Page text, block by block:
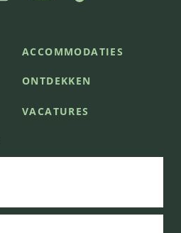
ACCOMMODATIES
ONTDEKKEN
VACATURES